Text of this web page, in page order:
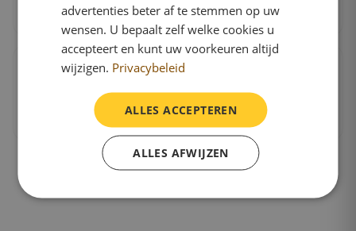
€ 184,95incl.btw
Beste isolatie
ISO-koepel polycarbonaat bolvormig
€ 184,95incl.btw
25maten
advertenties beter af te stemmen op uw
wensen. U bepaalt zelf welke cookies u
accepteert en kunt uw voorkeuren altijd
wijzigen. Privacybeleid
ALLES ACCEPTEREN
ALLES AFWIJZEN